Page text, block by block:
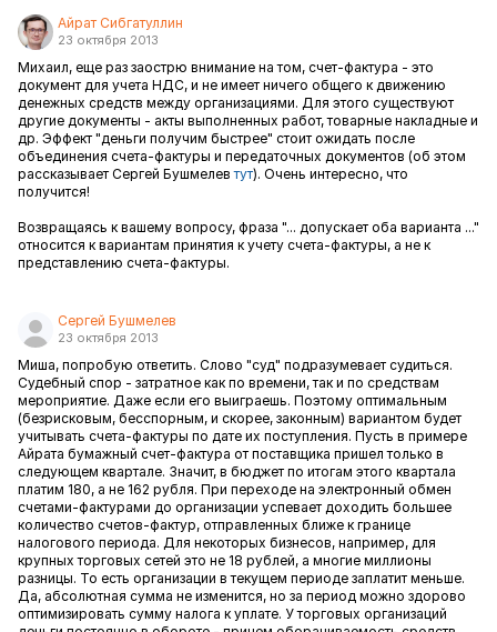
Айрат Сибгатуллин
23 октября 2013
Михаил, еще раз заострю внимание на том, счет-фактура - это
документ для учета НДС, и не имеет ничего общего к движению
денежных средств между организациями. Для этого существуют
другие документы - акты выполненных работ, товарные накладные и
др. Эффект "деньги получим быстрее" стоит ожидать после
объединения счета-фактуры и передаточных документов (об этом
рассказывает Сергей Бушмелевтут). Очень интересно, что
получится!
Возвращаясь к вашему вопросу, фраза "... допускает оба варианта ..."
относится к вариантам принятия к учету счета-фактуры, а не к
представлению счета-фактуры.
Сергей Бушмелев
23 октября 2013
Миша, попробую ответить. Слово "суд" подразумевает судиться.
Судебный спор - затратное как по времени, так и по средствам
мероприятие. Даже если его выиграешь. Поэтому оптимальным
(безрисковым, бесспорным, и скорее, законным) вариантом будет
учитывать счета-фактуры по дате их поступления. Пусть в примере
Айрата бумажный счет-фактура от поставщика пришел только в
следующем квартале. Значит, в бюджет по итогам этого квартала
платим 180, а не 162 рубля. При переходе на электронный обмен
счетами-фактурами до организации успевает доходить большее
количество счетов-фактур, отправленных ближе к границе
налогового периода. Для некоторых бизнесов, например, для
крупных торговых сетей это не 18 рублей, а многие миллионы
разницы. То есть организации в текущем периоде заплатит меньше.
Да, абсолютная сумма не изменится, но за период можно здорово
оптимизировать сумму налога к уплате. У торговых организаций